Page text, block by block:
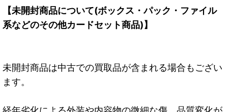
【未開封商品について(ボックス・パック・ファイル
系などのその他カードセット商品)】
未開封商品は中古での買取品が含まれる場合もござい
ます。